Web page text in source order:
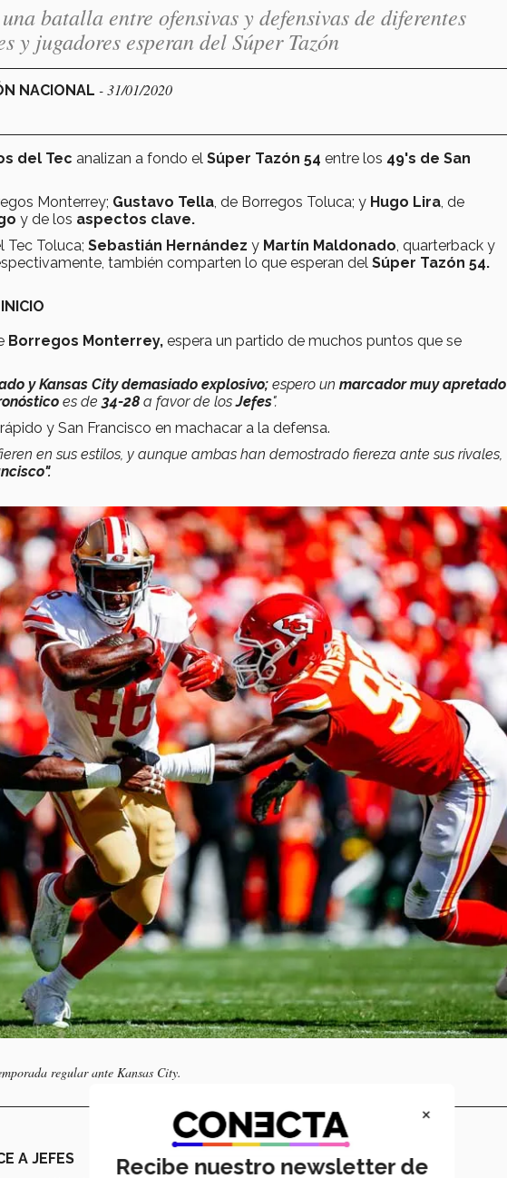
batalla entre ofensivas y defensivas de diferentes
y jugadores esperan del Súper Tazón
NACIONAL - 31/01/2020
del Tec analizan a fondo el Súper Tazón 54 entre los 49's de San
Monterrey; Gustavo Tella , de Borregos Toluca; y Hugo Lira , de
y de los aspectos clave.
Tec Toluca; Sebastián Hernández y Martín Maldonado , quarterback y
también comparten lo que esperan del Súper Tazón 54.
Borregos Monterrey, espera un partido de muchos puntos que se
y Kansas City demasiado explosivo; espero un marcador muy apretado
es de 34-28 a favor de losJefes".
y San Francisco en machacar a la defensa.
en sus estilos, y aunque ambas han demostrado fiereza ante sus rivales,
regular ante Kansas City.
A JEFES
×
Recibe nuestro newsletter de